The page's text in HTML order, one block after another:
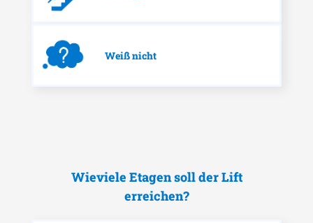
Weiß nicht
Wieviele Etagen soll der Lift
erreichen?